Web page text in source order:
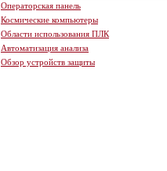
Операторская панель
Космические компьютеры
Области использования ПЛК
Автоматизация анализа
Обзор устройств защиты